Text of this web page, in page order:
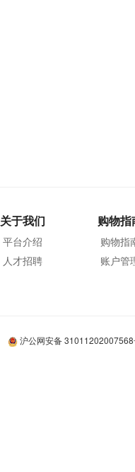
关于我们
平台介绍
人才招聘
购物指
购物指
账户管
沪公网安备 31011202007568